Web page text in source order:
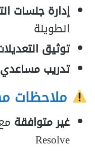
إدارة جلسات
الطويلة
توثيق
تدريب مساعدي
ملاحظات
غير متوافقة
Resolve